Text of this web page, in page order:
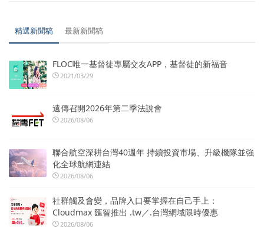
精選新聞稿 最新新聞稿
FLOC唯一基督徒專屬交友APP，基督徒的新福音
2021/03/29
遠傳召開2026年第二季法說會
2026/08/06
聯合航空深耕台灣40週年 持續投資市場、升級機隊並強
化全球航網連結
2026/08/06
社群觸及會變，品牌入口要掌握在自己手上：
Cloudmax 匯智推出 .tw／.台灣網域限時優惠
2026/08/06